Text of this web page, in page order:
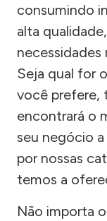
consumindo
alta
necessidades
Seja qual for
você prefere,
encontrará o
seu negócio
por nossas
temos a
Não importa